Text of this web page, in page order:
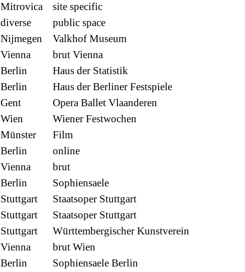
Mitrovica
site specific
diverse
public space
Nijmegen
Valkhof Museum
Vienna
brut Vienna
Berlin
Haus der Statistik
Berlin
Haus der Berliner Festspiele
Gent
Opera Ballet Vlaanderen
Wien
Wiener Festwochen
Münster
Film
Berlin
online
Vienna
brut
Berlin
Sophiensaele
Stuttgart
Staatsoper Stuttgart
Stuttgart
Staatsoper Stuttgart
Stuttgart
Württembergischer Kunstverein
Vienna
brut Wien
Berlin Sophiensaele Berlin